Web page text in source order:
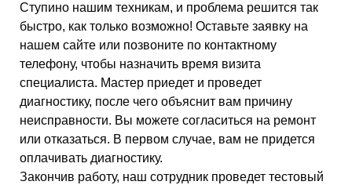
Ступино нашим техникам, и проблема решится так
быстро, как только возможно! Оставьте заявку на
нашем сайте или позвоните по контактному
телефону, чтобы назначить время визита
специалиста. Мастер приедет и проведет
диагностику, после чего объяснит вам причину
неисправности. Вы можете согласиться на ремонт
или отказаться. В первом случае, вам не придется
оплачивать диагностику.
Закончив работу, наш сотрудник проведет тестовый